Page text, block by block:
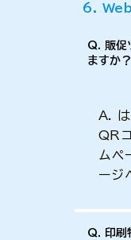
6. Web
Q. 販促
ますか？
A. は
QR
ムペ
ージ
Q. 印刷